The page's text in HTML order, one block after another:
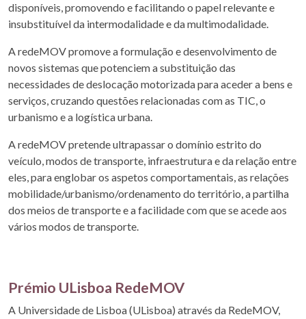
disponíveis, promovendo e facilitando o papel relevante e
insubstituível da intermodalidade e da multimodalidade.
A redeMOV promove a formulação e desenvolvimento de
novos sistemas que potenciem a substituição das
necessidades de deslocação motorizada para aceder a bens e
serviços, cruzando questões relacionadas com as TIC, o
urbanismo e a logística urbana.
A redeMOV pretende ultrapassar o domínio estrito do
veículo, modos de transporte, infraestrutura e da relação entre
eles, para englobar os aspetos comportamentais, as relações
mobilidade/urbanismo/ordenamento do território, a partilha
dos meios de transporte e a facilidade com que se acede aos
vários modos de transporte.
Prémio ULisboa RedeMOV
A Universidade de Lisboa (ULisboa) através da RedeMOV,